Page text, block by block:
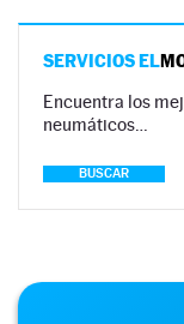
SERVICIOS EL
Encuentra los
neumáticos…
BUSCAR